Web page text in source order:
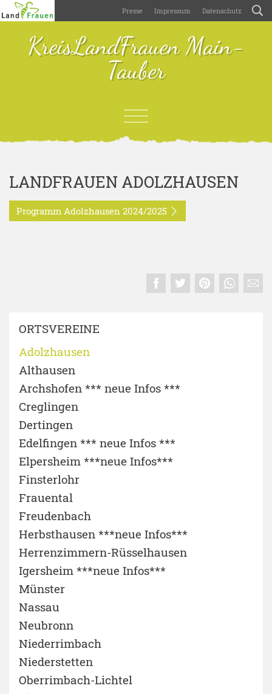
Presse Impressum Datenschutz
KreisLandFrauen Main-
Tauber
LANDFRAUEN ADOLZHAUSEN
Programm Adolzhausen 2024/2025
ORTSVEREINE
Adolzhausen
Althausen
Archshofen *** neue Infos ***
Creglingen
Dertingen
Edelfingen *** neue Infos ***
Elpersheim ***neue Infos***
Finsterlohr
Frauental
Freudenbach
Herbsthausen ***neue Infos***
Herrenzimmern-Rüsselhausen
Igersheim ***neue Infos***
Münster
Nassau
Neubronn
Niederrimbach
Niederstetten
Oberrimbach-Lichtel